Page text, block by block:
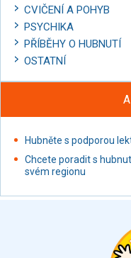
CVIČENÍ A POHYB
PSYCHIKA
PŘÍBĚHY O HUBNUTÍ
OSTATNÍ
Hubněte s podporou
Chcete poradit s
svém regionu